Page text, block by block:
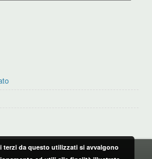
da questo utilizzati si avvalgono